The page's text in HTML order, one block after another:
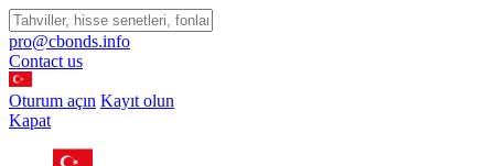
pro@cbonds.info
Contact us
Oturum açın Kayıt olun
Kapat